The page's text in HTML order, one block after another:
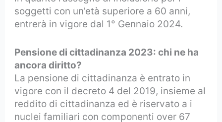
soggetti con un’età superiore a 60 anni,
entrerà in vigore dal 1° Gennaio 2024.
Pensione di cittadinanza 2023: chi ne ha
ancora diritto?
La pensione di cittadinanza è entrato in
vigore con il decreto 4 del 2019, insieme al
reddito di cittadinanza ed è riservato a i
nuclei familiari con componenti over 67